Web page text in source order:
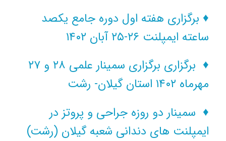
♦ برگزاری هفته اول دوره جامع یکصد
ساعته ایمپلنت ۲۶-۲۵ آبان ۱۴۰۲
♦ برگزاری برگزاری سمینار علمی ۲۸ و ۲۷
مهرماه ۱۴۰۲ استان گیلان- رشت
♦ سمینار دو روزه جراحی و پروتز در
ایمپلنت های دندانی شعبه گیلان (رشت)